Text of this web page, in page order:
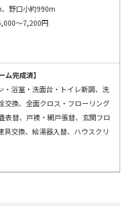
野口小約990m
～7,200円
ム完成済】
・浴室・洗面台・トイレ新調、洗
交換、全面クロス・フローリング
表替、戸襖・網戸張替、玄関フロ
具交換、給湯器入替、ハウスクリ